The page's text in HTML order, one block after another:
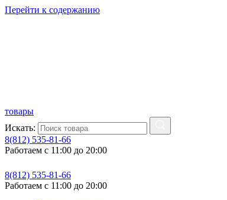
Перейти к содержанию
товары
Искать:
8(812) 535-81-66
Работаем с 11:00 до 20:00
8(812) 535-81-66
Работаем с 11:00 до 20:00